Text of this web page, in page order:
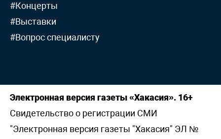
#Концерты
#Выставки
#Вопрос специалисту
Электронная версия газеты «Хакасия». 16+
Свидетельство о регистрации СМИ
"Электронная версия газеты "Хакасия" ЭЛ №